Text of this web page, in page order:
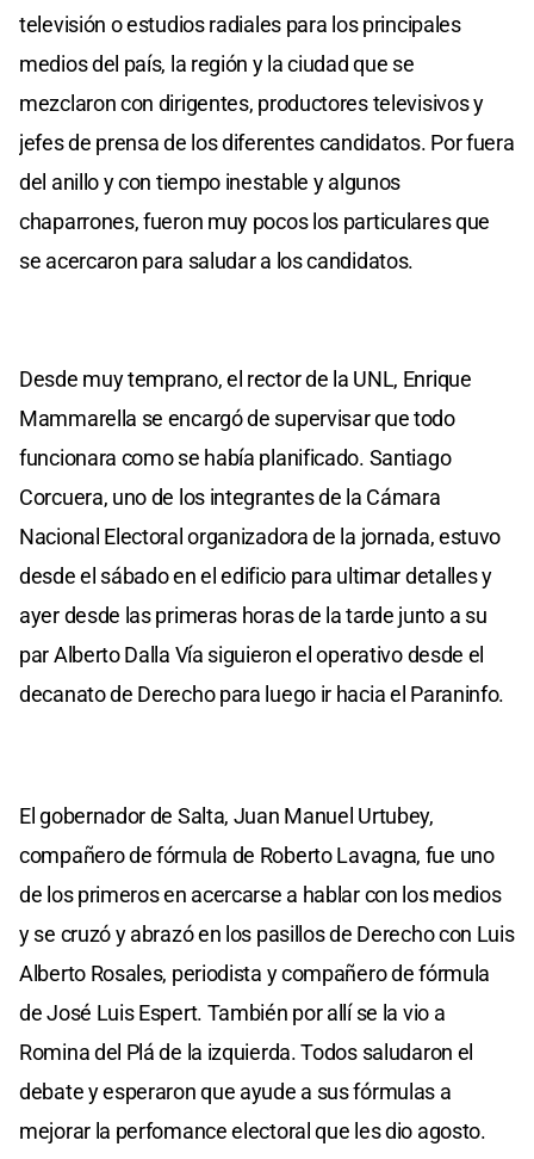
televisión o estudios radiales para los principales
medios del país, la región y la ciudad que se
mezclaron con dirigentes, productores televisivos y
jefes de prensa de los diferentes candidatos. Por fuera
del anillo y con tiempo inestable y algunos
chaparrones, fueron muy pocos los particulares que
se acercaron para saludar a los candidatos.
Desde muy temprano, el rector de la UNL, Enrique
Mammarella se encargó de supervisar que todo
funcionara como se había planificado. Santiago
Corcuera, uno de los integrantes de la Cámara
Nacional Electoral organizadora de la jornada, estuvo
desde el sábado en el edificio para ultimar detalles y
ayer desde las primeras horas de la tarde junto a su
par Alberto Dalla Vía siguieron el operativo desde el
decanato de Derecho para luego ir hacia el Paraninfo.
El gobernador de Salta, Juan Manuel Urtubey,
compañero de fórmula de Roberto Lavagna, fue uno
de los primeros en acercarse a hablar con los medios
y se cruzó y abrazó en los pasillos de Derecho con Luis
Alberto Rosales, periodista y compañero de fórmula
de José Luis Espert. También por allí se la vio a
Romina del Plá de la izquierda. Todos saludaron el
debate y esperaron que ayude a sus fórmulas a
mejorar la perfomance electoral que les dio agosto.